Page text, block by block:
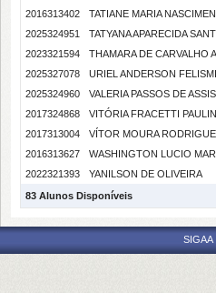
2016313402
TATIANE MARIA
2025324951
TATYANA APARECIDA
2023321594
THAMARA DE CARVALHO
2025327078
URIEL ANDERSON
2025324960
VALERIA PASSOS DE
2017324868
VITÓRIA FRACETTI
2017313004
VÍTOR MOURA
2016313627
WASHINGTON LUCIO
2022321393
YANILSON DE OLIVEIRA
83 Alunos Disponíveis
SIGAA